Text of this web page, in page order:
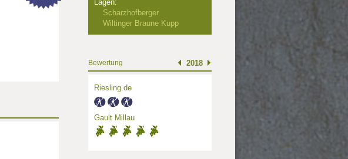
Lagen:
Scharzhofberger
Wiltinger Braune Kupp
Bewertung 2018
Riesling.de
Gault Millau